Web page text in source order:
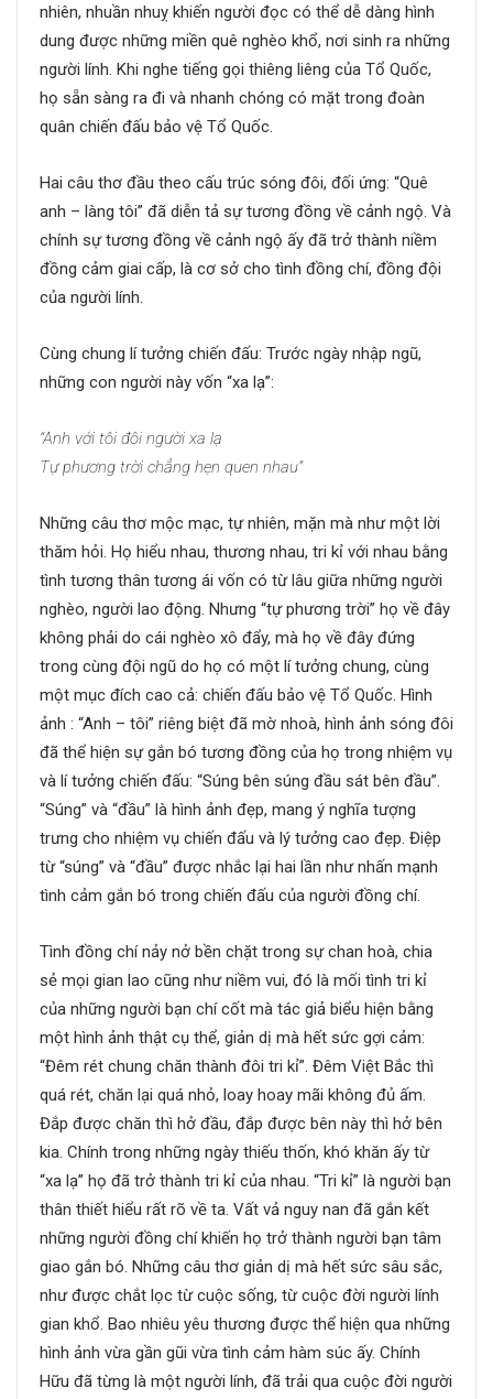
nhiên, nhuần nhuỵ khiến người đọc có thể dễ dàng hình
dung được những miền quê nghèo khổ, nơi sinh ra những
người lính. Khi nghe tiếng gọi thiêng liêng của Tổ Quốc,
họ sẵn sàng ra đi và nhanh chóng có mặt trong đoàn
quân chiến đấu bảo vệ Tổ Quốc.
Hai câu thơ đầu theo cấu trúc sóng đôi, đối ứng: “Quê
anh – làng tôi” đã diễn tả sự tương đồng về cảnh ngộ. Và
chính sự tương đồng về cảnh ngộ ấy đã trở thành niềm
đồng cảm giai cấp, là cơ sở cho tình đồng chí, đồng đội
của người lính.
Cùng chung lí tưởng chiến đấu: Trước ngày nhập ngũ,
những con người này vốn “xa lạ”:
“Anh với tôi đôi người xa lạ
Tự phương trời chẳng hẹn quen nhau”
Những câu thơ mộc mạc, tự nhiên, mặn mà như một lời
thăm hỏi. Họ hiểu nhau, thương nhau, tri kỉ với nhau bằng
tình tương thân tương ái vốn có từ lâu giữa những người
nghèo, người lao động. Nhưng “tự phương trời” họ về đây
không phải do cái nghèo xô đẩy, mà họ về đây đứng
trong cùng đội ngũ do họ có một lí tưởng chung, cùng
một mục đích cao cả: chiến đấu bảo vệ Tổ Quốc. Hình
ảnh : “Anh – tôi” riêng biệt đã mờ nhoà, hình ảnh sóng đôi
đã thể hiện sự gắn bó tương đồng của họ trong nhiệm vụ
và lí tưởng chiến đấu: “Súng bên súng đầu sát bên đầu”.
“Súng” và “đầu” là hình ảnh đẹp, mang ý nghĩa tượng
trưng cho nhiệm vụ chiến đấu và lý tưởng cao đẹp. Điệp
từ “súng” và “đầu” được nhắc lại hai lần như nhấn mạnh
tình cảm gắn bó trong chiến đấu của người đồng chí.
Tình đồng chí nảy nở bền chặt trong sự chan hoà, chia
sẻ mọi gian lao cũng như niềm vui, đó là mối tình tri kỉ
của những người bạn chí cốt mà tác giả biểu hiện bằng
một hình ảnh thật cụ thể, giản dị mà hết sức gợi cảm:
“Đêm rét chung chăn thành đôi tri kỉ”. Đêm Việt Bắc thì
quá rét, chăn lại quá nhỏ, loay hoay mãi không đủ ấm.
Đắp được chăn thì hở đầu, đắp được bên này thì hở bên
kia. Chính trong những ngày thiếu thốn, khó khăn ấy từ
“xa lạ” họ đã trở thành tri kỉ của nhau. “Tri kỉ” là người bạn
thân thiết hiểu rất rõ về ta. Vất vả nguy nan đã gắn kết
những người đồng chí khiến họ trở thành người bạn tâm
giao gắn bó. Những câu thơ giản dị mà hết sức sâu sắc,
như được chắt lọc từ cuộc sống, từ cuộc đời người lính
gian khổ. Bao nhiêu yêu thương được thể hiện qua những
hình ảnh vừa gần gũi vừa tình cảm hàm súc ấy. Chính
Hữu đã từng là một người lính, đã trải qua cuộc đời người